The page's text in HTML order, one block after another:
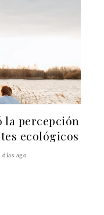
la percepción
ecológicos
días ago